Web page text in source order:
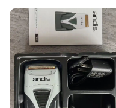
system, this electric
performance
quality stainless
withstand the rigors
ideal choice for both
enthusiasts. The
build offer comfort
you to work on